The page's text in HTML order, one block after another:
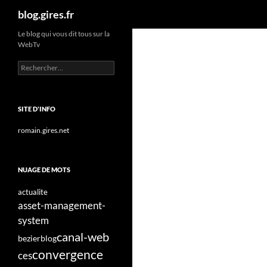
Aller
contenu
blog.gires.fr
Le blog qui vous dit tous sur la
WebTv
Rechercher :
SITE D'INFO
romain.gires.net
NUAGE DE MOTS
actualite
asset-management-
system
bezierblogcanal-web
cesconvergence